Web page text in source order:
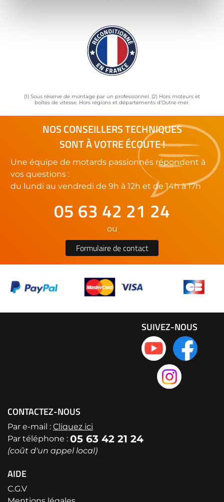
(1) Sous réserve de montage par un professionnel. (2) Hors moteurs et
boîtes de vitesse. Hors régions et départements d’Outre-mer.
NOS CONSEILLERS TECHNIQUES
SONT À VOTRE ÉCOUTE !
Une équipe de motards passionnés répondent à
vos questions :
du lundi au vendredi de 9h à 12h et de 14h à 17h
05 63 42 21 24
ou
Formulaire de contact
CONTACTEZ-NOUS
Par e-mail : Cliquez ici
Par téléphone : 05 63 42 21 24
(coût d'un appel local)
AIDE
C.G.V
SUIVEZ-NOUS